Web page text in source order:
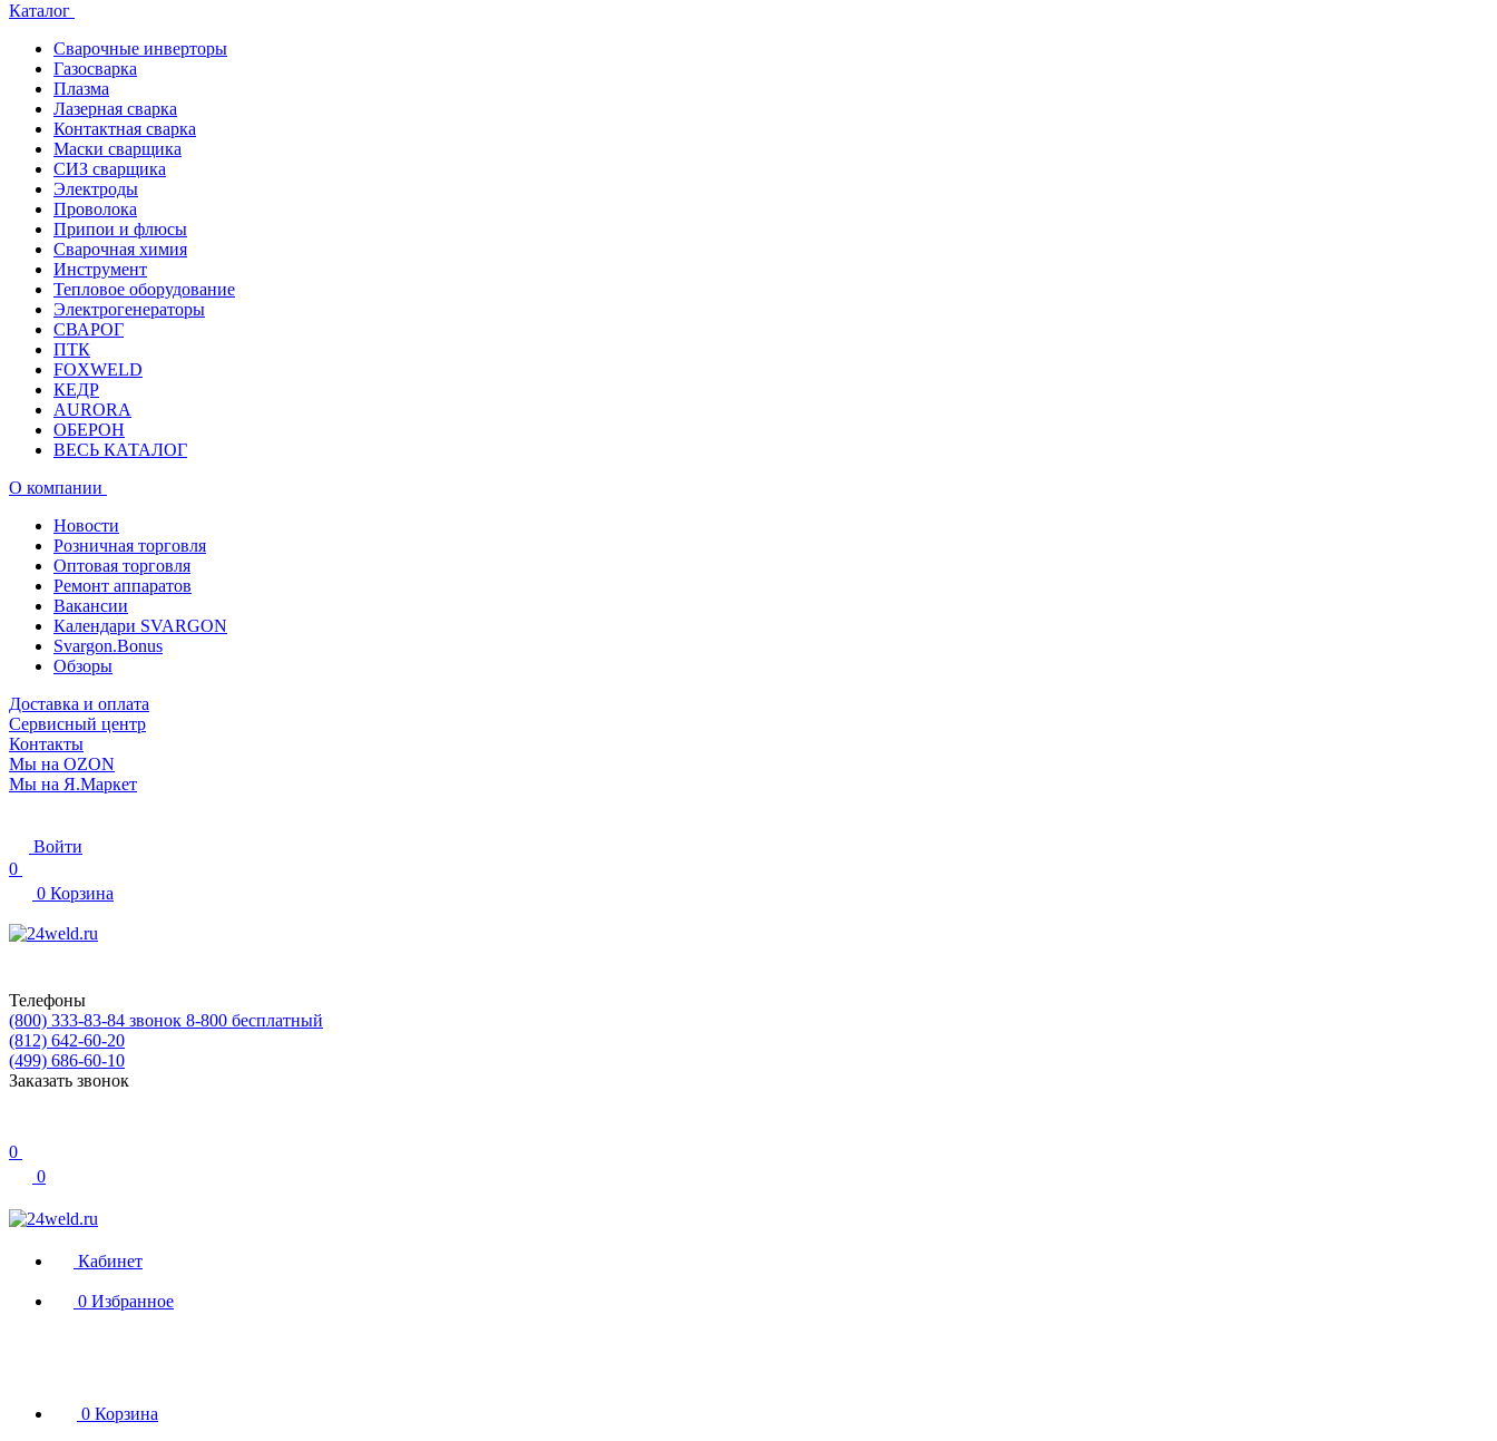
Каталог
Сварочные инверторы
Газосварка
Плазма
Лазерная сварка
Контактная сварка
Маски сварщика
СИЗ сварщика
Электроды
Проволока
Припои и флюсы
Сварочная химия
Инструмент
Тепловое оборудование
Электрогенераторы
СВАРОГ
ПТК
FOXWELD
КЕДР
AURORA
ОБЕРОН
ВЕСЬ КАТАЛОГ
О компании
Новости
Розничная торговля
Оптовая торговля
Ремонт аппаратов
Вакансии
Календари SVARGON
Svargon.Bonus
Обзоры
Доставка и оплата
Сервисный центр
Контакты
Мы на OZON
Мы на Я.Маркет
Войти
0
0 Корзина
Телефоны
(800) 333-83-84 звонок 8-800 бесплатный
(812) 642-60-20
(499) 686-60-10
Заказать звонок
0
0
Кабинет
0 Избранное
0 Корзина